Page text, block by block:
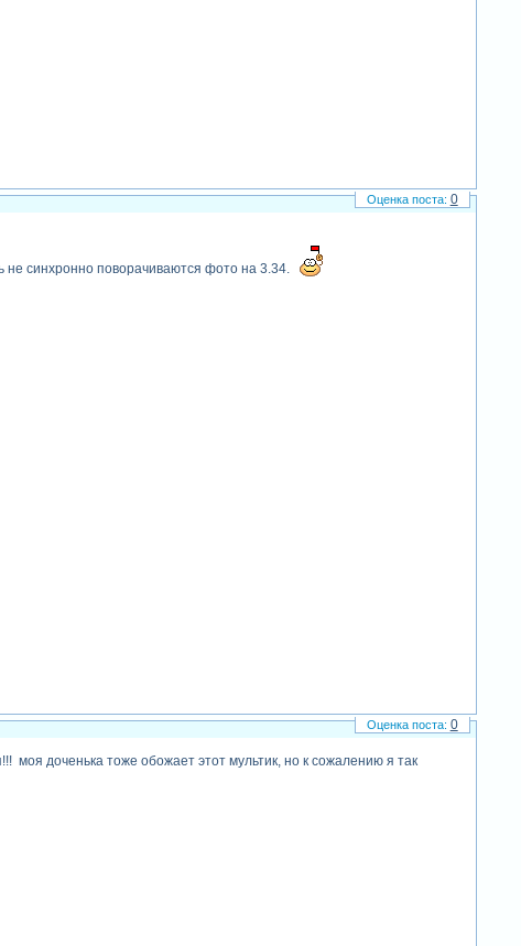
не синхронно поворачиваются фото на 3.34.
0
моя доченька тоже обожает этот мультик, но к сожалению я так
0